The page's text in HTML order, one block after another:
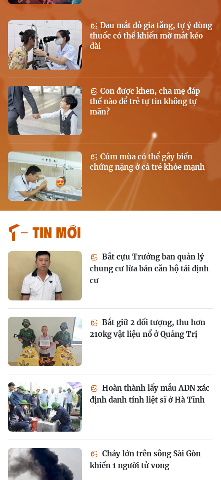
Đau mắt đỏ gia tăng, tự ý dùng
thuốc có thể khiến mờ mắt kéo
dài
Con được khen, cha mẹ đáp
thế nào để trẻ tự tin không tự
mãn?
Cúm mùa có thể gây biến
chứng nặng ở cả trẻ khỏe mạnh
Tin mới
Bắt cựu Trưởng ban quản lý
chung cư lừa bán căn hộ tái định
cư
Bắt giữ 2 đối tượng, thu hơn
210kg vật liệu nổ ở Quảng Trị
Hoàn thành lấy mẫu ADN xác
định danh tính liệt sĩ ở Hà Tĩnh
Cháy lớn trên sông Sài Gòn
khiến 1 người tử vong